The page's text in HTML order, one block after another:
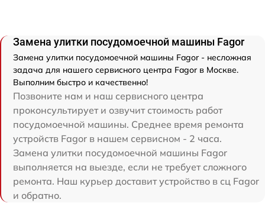
Замена улитки посудомоечной машины Fagor
Замена улитки посудомоечной машины Fagor - несложная
задача для нашего сервисного центра Fagor в Москве.
Выполним быстро и качественно!
Позвоните нам и наш сервисного центра
проконсультирует и озвучит стоимость работ
посудомоечной машины. Среднее время ремонта
устройств Fagor в нашем сервисном - 2 часа.
Замена улитки посудомоечной машины Fagor
выполняется на выезде, если не требует сложного
ремонта. Наш курьер доставит устройство в сц Fagor
и обратно.